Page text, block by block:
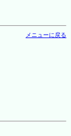
メニューに戻る